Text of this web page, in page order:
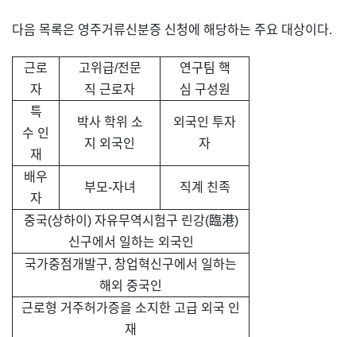
다음 목록은 영주거류신분증 신청에 해당하는 주요 대상이다.
근로
자
고위급/전문
직 근로자
연구팀 핵
심 구성원
특
수 인
재
박사 학위 소
지 외국인
외국인 투자
자
배우
자
부모-자녀 직계 친족
중국(상하이) 자유무역시험구 린강(臨港)
신구에서 일하는 외국인
국가중점개발구, 창업혁신구에서 일하는
해외 중국인
근로형 거주허가증을 소지한 고급 외국 인
재